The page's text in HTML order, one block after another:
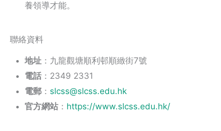
養領導才能。
聯絡資料
地址 ：九龍觀塘順利邨順緻街7號
電話 ：2349 2331
電郵 ： slcss@slcss.edu.hk
官方網站 ： https://www.slcss.edu.hk/